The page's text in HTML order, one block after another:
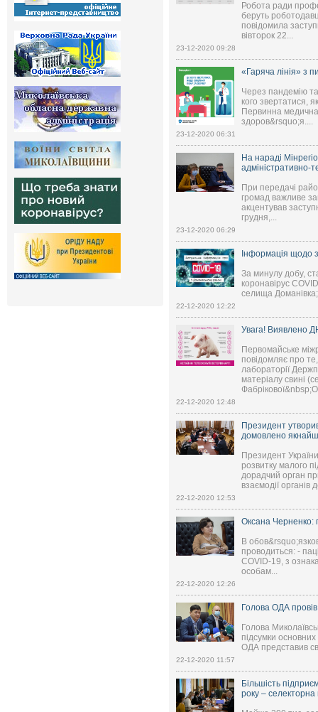
Робота ради
беруть
повідомила
вівторок 22...
23-12-2020 09:28
«Гаряча лінія» з
Через пандемію
кого звертатися,
Первинна
здоров&rsquo;я....
23-12-2020 06:31
На нараді
адміністративно-
При передачі
громад важливе
акцентував
грудня,...
23-12-2020 06:29
Інформація щодо
За минулу добу,
коронавірус
селища
22-12-2020 12:22
Увага! Виявлено
Первомайське
повідомляє про
лабораторії
матеріалу свині
22-12-2020 12:48
Президент
домовлено
Президент
розвитку малого
дорадчий орган
взаємодії органів
22-12-2020 12:53
Оксана Черненко:
В
проводиться: -
COVID-19, з
особам...
22-12-2020 12:26
Голова ОДА
Голова
підсумки
ОДА представив
22-12-2020 11:57
Більшість
року –